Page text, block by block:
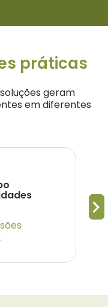
práticas
geram
em diferentes